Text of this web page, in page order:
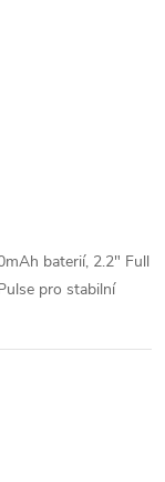
baterií, 2.2" Full
pro stabilní